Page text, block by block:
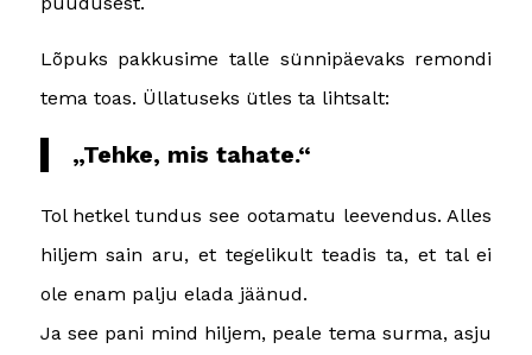
Lõpuks pakkusime talle sünnipäevaks remondi
tema toas. Üllatuseks ütles ta lihtsalt:
„Tehke, mis tahate.“
Tol hetkel tundus see ootamatu leevendus. Alles
hiljem sain aru, et tegelikult teadis ta, et tal ei
ole enam palju elada jäänud.
Ja see pani mind hiljem, peale tema surma, asju